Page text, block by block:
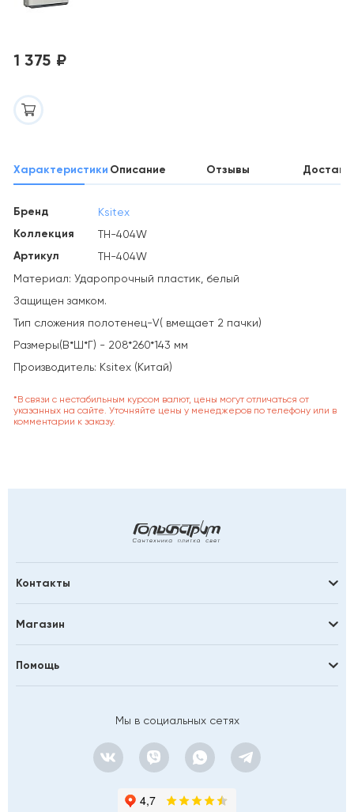
1 375 ₽
Характеристики Описание Отзывы
Бренд Ksitex
Коллекция TH-404W
Артикул
TH-404W
Материал: Ударопрочный пластик, белый
Защищен замком.
Тип сложения полотенец-V( вмещает 2 пачки)
Размеры(В*Ш*Г) - 208*260*143 мм
Производитель: Ksitex (Китай)
*В связи с нестабильным курсом валют, цены могут отличаться от
указанных на сайте. Уточняйте цены у менеджеров по телефону или в
комментарии к заказу.
Контакты
Магазин
Помощь
Мы в социальных сетях